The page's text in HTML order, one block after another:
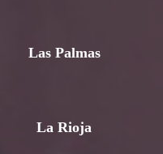
Las Palmas
La Rioja